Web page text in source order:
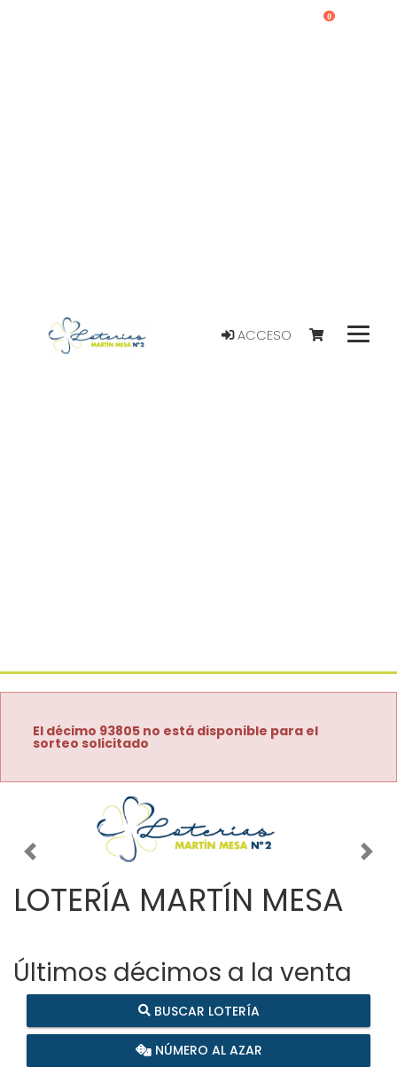
ACCESO
0
El décimo 93805 no está disponible para el
sorteo solicitado
Imagen anterior
LOTERÍA MARTÍN MESA
Últimos décimos a la venta
BUSCAR LOTERÍA
NÚMERO AL AZAR